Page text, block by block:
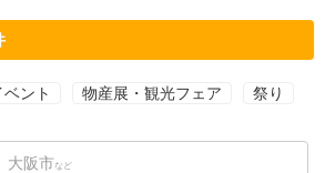
ント 物産展・観光フェア 祭り
大阪市 など